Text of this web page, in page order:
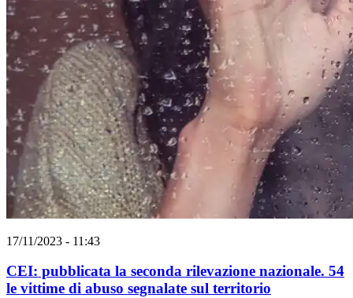
17/11/2023 - 11:43
CEI: pubblicata la seconda rilevazione nazionale. 54
le vittime di abuso segnalate sul territorio